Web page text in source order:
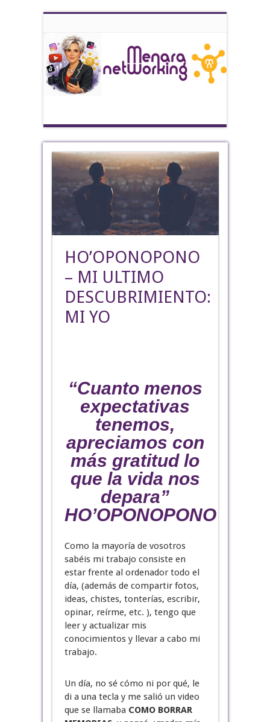
HO’OPONOPONO
– MI ULTIMO
DESCUBRIMIENTO:
MI YO
“Cuanto menos
expectativas
tenemos,
apreciamos con
más gratitud lo
que la vida nos
depara”
HO’OPONOPONO
Como la mayoría de vosotros
sabéis mi trabajo consiste en
estar frente al ordenador todo el
día, (además de compartir fotos,
ideas, chistes, tonterías, escribir,
opinar, reírme, etc. ), tengo que
leer y actualizar mis
conocimientos y llevar a cabo mi
trabajo.
Un día, no sé cómo ni por qué, le
di a una tecla y me salió un video
que se llamaba COMO BORRAR